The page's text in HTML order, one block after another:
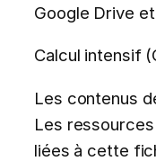
Google Drive
Calcul intensif
Les contenus
Les
liées à cette